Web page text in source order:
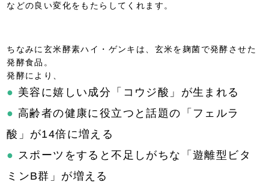
などの良い変化をもたらしてくれます。
ちなみに玄米酵素ハイ・ゲンキは、玄米を麹菌で発酵させた
発酵食品。
発酵により、
● 美容に嬉しい成分「コウジ酸」が生まれる
● 高齢者の健康に役立つと話題の「フェルラ
酸」が14倍に増える
● スポーツをすると不足しがちな「遊離型ビタ
ミンB群」が増える